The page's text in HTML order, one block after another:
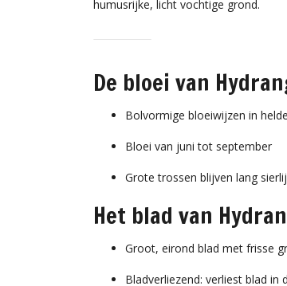
humusrijke, licht vochtige grond.
De bloei van
Bolvormige bloeiwijzen in
Bloei van juni tot september
Grote trossen blijven lang
Het blad van
Groot, eirond blad met frisse
Bladverliezend: verliest blad in